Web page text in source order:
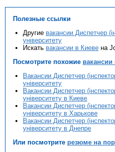
Полезные ссылки
Другие вакансии Диспетчер
університету
Искать вакансии в Киеве на
Посмотрите похожие вакансии
Вакансии Диспетчер
університету
Вакансии Диспетчер
університету в Киеве
Вакансии Диспетчер
університету в Харькове
Вакансии Диспетчер
університету в Днепре
Или посмотрите резюме на